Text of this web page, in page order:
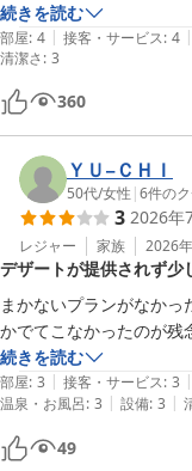
す。
続きを読む
部屋: 4 | 接客・サービス: 4 |
清潔さ: 3
360
ＹＵ−ＣＨＩ
50代/女性 |6件の
3 2026年
レジャー 家族 2026
デザートが提供されず少
まかないプランがなか
かでてこなかったのが残
続きを読む
部屋: 3 | 接客・サービス: 3 |
温泉・お風呂: 3 | 設備: 3 |
49